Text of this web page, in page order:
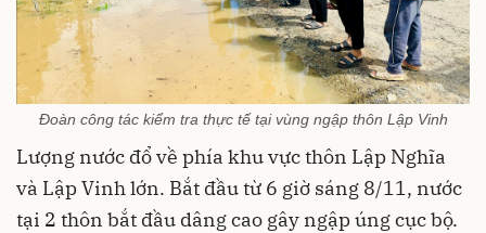
Đoàn công tác kiểm tra thực tế tại vùng ngập thôn Lập Vinh
Lượng nước đổ về phía khu vực thôn Lập Nghĩa
và Lập Vinh lớn. Bắt đầu từ 6 giờ sáng 8/11, nước
tại 2 thôn bắt đầu dâng cao gây ngập úng cục bộ.